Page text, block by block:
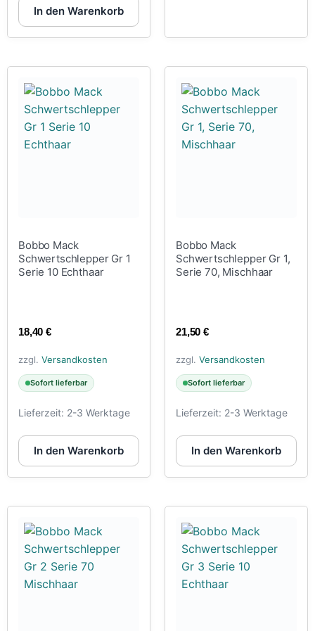
In den Warenkorb
Bobbo Mack
Schwertschlepper Gr 1
Serie 10 Echthaar
18,40€
zzgl. Versandkosten
Sofort lieferbar
Lieferzeit: 2-3 Werktage
In den Warenkorb
Bobbo Mack
Schwertschlepper Gr 1,
Serie 70, Mischhaar
21,50€
zzgl. Versandkosten
Sofort lieferbar
Lieferzeit: 2-3 Werktage
In den Warenkorb